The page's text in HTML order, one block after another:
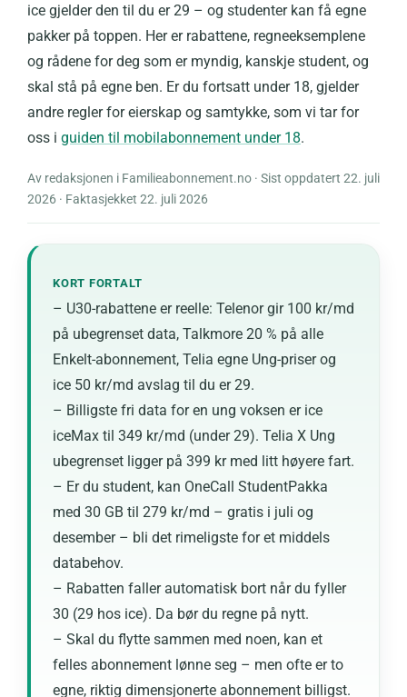
ice gjelder den til du er 29 – og studenter kan få egne
pakker på toppen. Her er rabattene, regneeksemplene
og rådene for deg som er myndig, kanskje student, og
skal stå på egne ben. Er du fortsatt under 18, gjelder
andre regler for eierskap og samtykke, som vi tar for
oss i guiden til mobilabonnement under 18.
Av redaksjonen i Familieabonnement.no · Sist oppdatert 22. juli
2026 · Faktasjekket 22. juli 2026
KORT FORTALT
– U30-rabattene er reelle: Telenor gir 100 kr/md
på ubegrenset data, Talkmore 20 % på alle
Enkelt-abonnement, Telia egne Ung-priser og
ice 50 kr/md avslag til du er 29.
– Billigste fri data for en ung voksen er ice
iceMax til 349 kr/md (under 29). Telia X Ung
ubegrenset ligger på 399 kr med litt høyere fart.
– Er du student, kan OneCall StudentPakka
med 30 GB til 279 kr/md – gratis i juli og
desember – bli det rimeligste for et middels
databehov.
– Rabatten faller automatisk bort når du fyller
30 (29 hos ice). Da bør du regne på nytt.
– Skal du flytte sammen med noen, kan et
felles abonnement lønne seg – men ofte er to
egne, riktig dimensjonerte abonnement billigst.